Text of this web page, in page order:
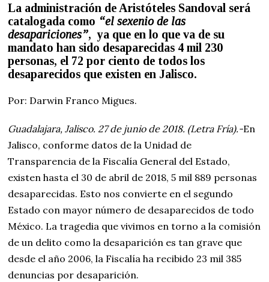
La administración de Aristóteles Sandoval será
catalogada como “el sexenio de las
desapariciones”, ya que en lo que va de su
mandato han sido desaparecidas 4 mil 230
personas, el 72 por ciento de todos los
desaparecidos que existen en Jalisco.
Por: Darwin Franco Migues.
Guadalajara, Jalisco. 27 de junio de 2018. (Letra Fría).-En
Jalisco, conforme datos de la Unidad de
Transparencia de la Fiscalía General del Estado,
existen hasta el 30 de abril de 2018, 5 mil 889 personas
desaparecidas. Esto nos convierte en el segundo
Estado con mayor número de desaparecidos de todo
México. La tragedia que vivimos en torno a la comisión
de un delito como la desaparición es tan grave que
desde el año 2006, la Fiscalía ha recibido 23 mil 385
denuncias por desaparición.